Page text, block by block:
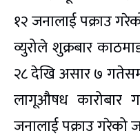
१२ जनालाई पक्राउ
व्युरोले शुक्रबार
२८ देखि असार ७
लागूऔषध कारोबार
जनालाई पक्राउ गरेको